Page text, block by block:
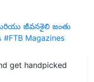
జీవనశైలి జంతు
#FTB Magazines
get handpicked